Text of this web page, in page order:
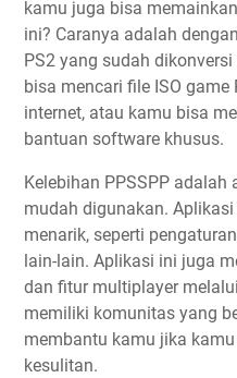
kamu juga bisa
ini? Caranya adalah
PS2 yang sudah
bisa mencari file ISO
internet, atau kamu bisa
bantuan software khusus.
Kelebihan PPSSPP
mudah digunakan.
menarik, seperti
lain-lain. Aplikasi ini juga
dan fitur multiplayer
memiliki komunitas yang
membantu kamu jika
kesulitan.